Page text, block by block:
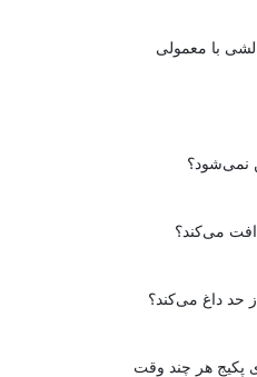
با معمولی
نمی‌شود؟
می‌کند؟
حد داغ می‌کند؟
پکیج هر چند وقت